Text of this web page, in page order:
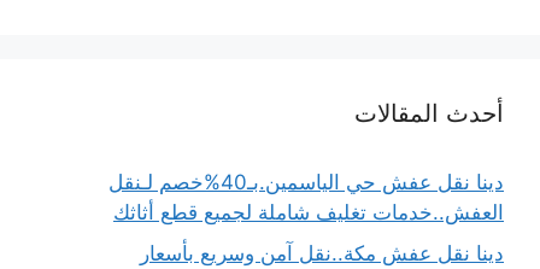
أحدث المقالات
دينا نقل عفش حي الياسمين.بـ40%خصم لـنقل
العفش..خدمات تغليف شاملة لجميع قطع أثاثك
دينا نقل عفش مكة..نقل آمن وسريع بأسعار